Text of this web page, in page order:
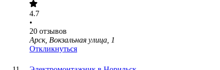
4.7
•
20 отзывов
Арск, Вокзальная улица, 1
Откликнуться